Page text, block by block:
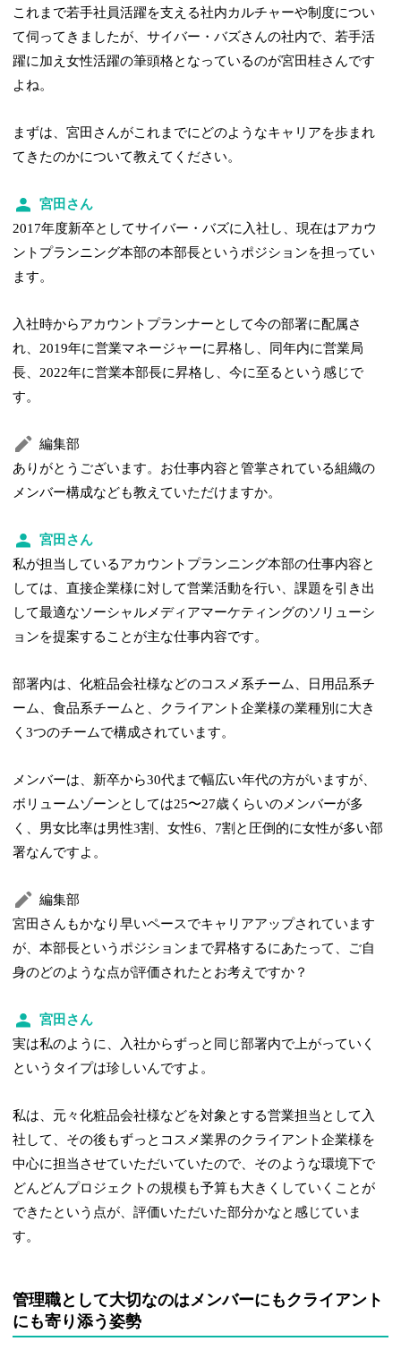
これまで若手社員活躍を支える社内カルチャーや制度につい
て伺ってきましたが、サイバー・バズさんの社内で、若手活
躍に加え女性活躍の筆頭格となっているのが宮田桂さんです
よね。
まずは、宮田さんがこれまでにどのようなキャリアを歩まれ
てきたのかについて教えてください。
宮田さん
2017年度新卒としてサイバー・バズに入社し、現在はアカウ
ントプランニング本部の本部長というポジションを担ってい
ます。
入社時からアカウントプランナーとして今の部署に配属さ
れ、2019年に営業マネージャーに昇格し、同年内に営業局
長、2022年に営業本部長に昇格し、今に至るという感じで
す。
編集部
ありがとうございます。お仕事内容と管掌されている組織の
メンバー構成なども教えていただけますか。
宮田さん
私が担当しているアカウントプランニング本部の仕事内容と
しては、直接企業様に対して営業活動を行い、課題を引き出
して最適なソーシャルメディアマーケティングのソリューシ
ョンを提案することが主な仕事内容です。
部署内は、化粧品会社様などのコスメ系チーム、日用品系チ
ーム、食品系チームと、クライアント企業様の業種別に大き
く3つのチームで構成されています。
メンバーは、新卒から30代まで幅広い年代の方がいますが、
ボリュームゾーンとしては25〜27歳くらいのメンバーが多
く、男女比率は男性3割、女性6、7割と圧倒的に女性が多い部
署なんですよ。
編集部
宮田さんもかなり早いペースでキャリアアップされています
が、本部長というポジションまで昇格するにあたって、ご自
身のどのような点が評価されたとお考えですか？
宮田さん
実は私のように、入社からずっと同じ部署内で上がっていく
というタイプは珍しいんですよ。
私は、元々化粧品会社様などを対象とする営業担当として入
社して、その後もずっとコスメ業界のクライアント企業様を
中心に担当させていただいていたので、そのような環境下で
どんどんプロジェクトの規模も予算も大きくしていくことが
できたという点が、評価いただいた部分かなと感じていま
す。
管理職として大切なのはメンバーにもクライアント
にも寄り添う姿勢